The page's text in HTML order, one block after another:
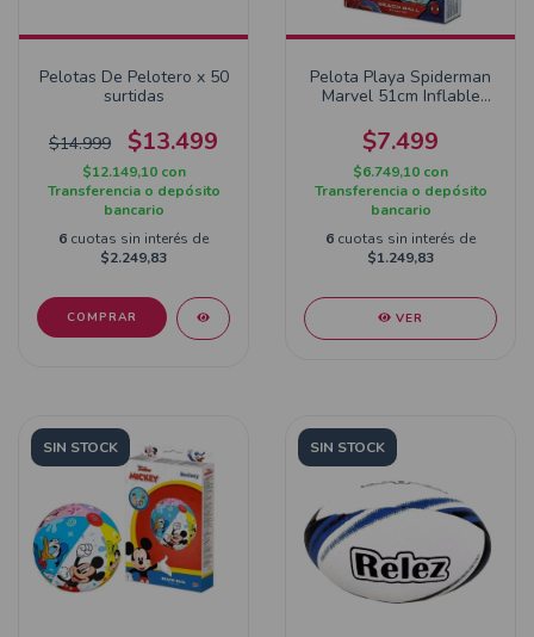
Pelotas De Pelotero x 50
surtidas
$14.999 $13.499
$12.149,10 con
Transferencia o depósito
bancario
6 cuotas sin interés de
$2.249,83
Pelota Playa Spiderman
Marvel 51cm Inflable
$7.499
$6.749,10 con
Transferencia o depósito
bancario
6 cuotas sin interés de
$1.249,83
VER
SIN STOCK SIN STOCK